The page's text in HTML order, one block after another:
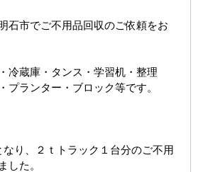
石市でご不用品回収のご依頼をお
冷蔵庫・タンス・学習机・整理
プランター・ブロック等です。
なり、２ｔトラック１台分のご不用
した。